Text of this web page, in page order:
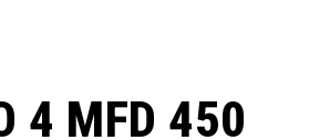
4 MFD 450